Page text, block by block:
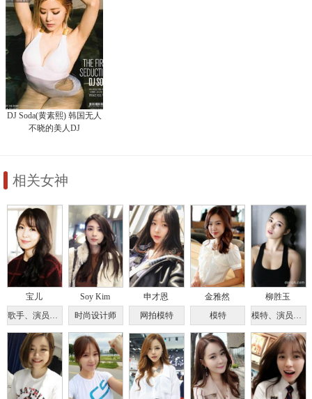
DJ Soda(黄素熙) 韩国无人
不晓的美人DJ
相关女神
宝儿
歌手、演员、评委
Soy Kim
时尚设计师
申才恩
网拍模特
金雅然
模特
柳胜玉
模特、演员、Balletion教练